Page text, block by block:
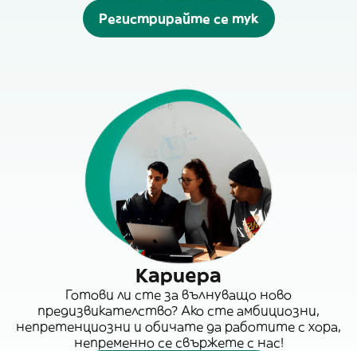
Регистрирайте се тук
Кариера
Готови ли сте за вълнуващо ново
предизвикателство? Ако сте амбициозни,
непретенциозни и обичате да работите с хора,
непременно се свържете с нас!